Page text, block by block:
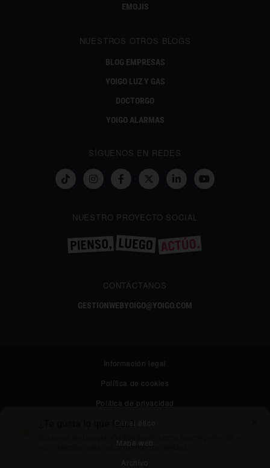
EMOJIS
NUESTROS OTROS BLOGS
BLOG EMPRESAS
YOIGO LUZ Y GAS
DOCTORGO
YOIGO ALARMAS
SÍGUENOS EN REDES
NUESTRO PROYECTO SOCIAL
CONTÁCTANOS
GESTIONWEBYOIGO@YOIGO.COM
Información legal
Política de cookies
Política de privacidad
Canal ético
Mapa web
¿Te gusta lo que lees?
no te pierdas nuestros próximos contenidos.